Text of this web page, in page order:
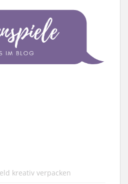
kreativ verpacken